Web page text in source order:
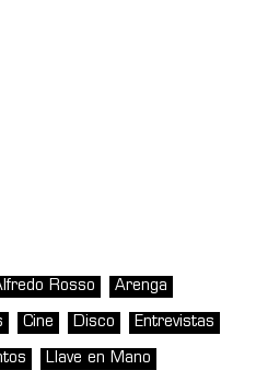
Rosso Arenga
Cine Disco Entrevistas
Llave en Mano